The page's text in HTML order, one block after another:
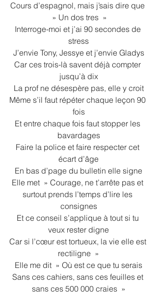
Cours d’espagnol, mais j’sais dire que
» Un dos tres  »
Interroge-moi et j’ai 90 secondes de
stress
J’envie Tony, Jessye et j’envie Gladys
Car ces trois-là savent déjà compter
jusqu’à dix
La prof ne désespère pas, elle y croit
Même s’il faut répéter chaque leçon 90
fois
Et entre chaque fois faut stopper les
bavardages
Faire la police et faire respecter cet
écart d’âge
En bas d’page du bulletin elle signe
Elle met  » Courage, ne t’arrête pas et
surtout prends l’temps d’lire les
consignes
Et ce conseil s’applique à tout si tu
veux rester digne
Car si l’cœur est tortueux, la vie elle est
rectiligne  »
Elle me dit  » Où est ce que tu serais
Sans ces cahiers, sans ces feuilles et
sans ces 500 000 craies  »